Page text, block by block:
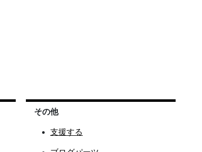
その他
支援する